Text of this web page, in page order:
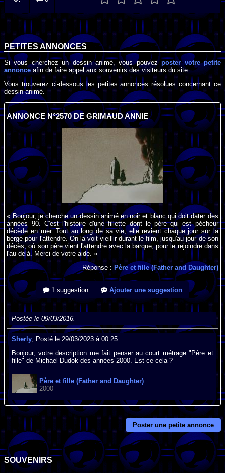
PETITES ANNONCES
Si vous cherchez un dessin animé, vous pouvezposter votre petite
annonceafin de faire appel aux souvenirs des visiteurs du site.
Vous trouverez ci-dessous les petites annonces résolues concernant ce
dessin animé.
ANNONCE N°2570 DE GRIMAUD ANNIE
« Bonjour, je cherche un dessin animé en noir et blanc qui doit dater des
années 90. C'est l'histoire d'une fillette dont le père qui est pécheur
décède en mer. Tout au long de sa vie, elle revient chaque jour sur la
berge pour l'attendre. On la voit vieillir durant le film, jusqu'au jour de son
décès, où son père vient l'attendre avec la barque, pour le rejoindre dans
l'au delà. Merci de votre aide. »
Réponse : Père et fille (Father and Daughter)
1 suggestion Ajouter une suggestion
Postée le 09/03/2016.
Sherly , Posté le 29/03/2023 à 00:25.
Bonjour, votre description me fait penser au court métrage "Père et
fille" de Michael Dudok des années 2000. Est-ce cela ?
Père et fille (Father and Daughter)
2000
Poster une petite annonce
SOUVENIRS